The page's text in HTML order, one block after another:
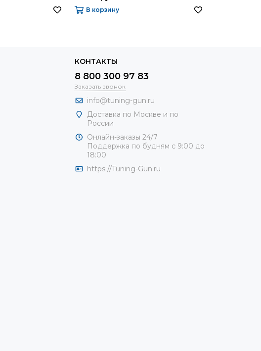
В корзину
КОНТАКТЫ
8 800 300 97 83
Заказать звонок
info@tuning-gun.ru
Доставка по Москве и по
России
Онлайн-заказы 24/7
Поддержка по будням с 9:00 до
18:00
https://Tuning-Gun.ru